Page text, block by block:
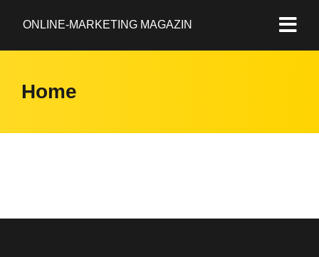
ONLINE-MARKETING MAGAZIN
Home